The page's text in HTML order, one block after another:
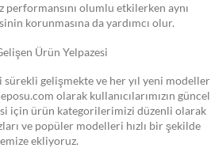
olumlu etkilerken aynı
korunmasına da yardımcı olur.
Ürün Yelpazesi
gelişmekte ve her yıl yeni modeller
olarak kullanıcılarımızın güncel
için ürün kategorilerimizi düzenli olarak
ve popüler modelleri hızlı bir şekilde
ekliyoruz.